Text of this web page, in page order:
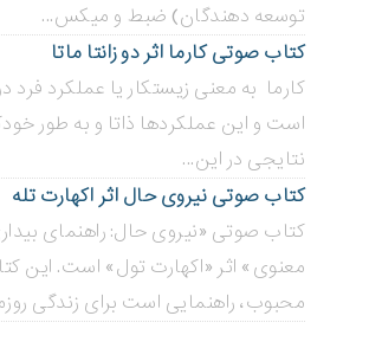
توسعه دهندگان) ضبط و میکس...
کتاب صوتی کارما اثر دو زانتا ماتا
کارما به معنی زیستکار یا عملکرد فرد
است و این عملکردها ذاتا و به طور
نتایجی در این...
کتاب صوتی نیروی حال اثر اکهارت تله
کتاب صوتی «نیروی حال: راهنمای
معنوی» اثر «اکهارت تول» است. این
محبوب، راهنمایی است برای زندگی